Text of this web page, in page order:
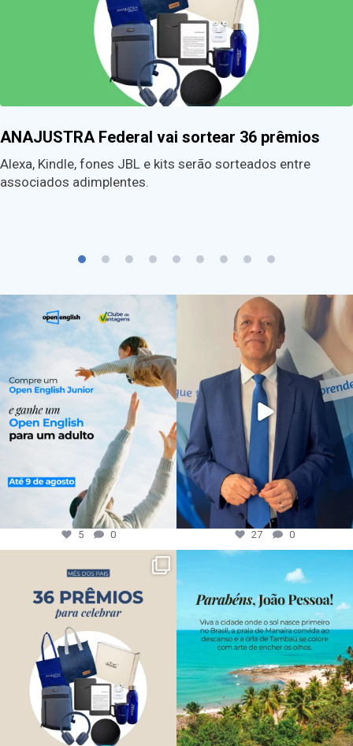
ANAJUSTRA Federal vai sortear 36 prêmios
Alexa, Kindle, fones JBL e kits serão sorteados entre
associados adimplentes.
5 0 27 0